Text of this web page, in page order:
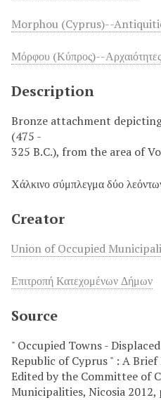
Morphou (Cyprus)--
Μόρφου (Κύπρος)--Αρχαιότητες
Description
Bronze attachment
(475 -
325 B.C.), from the area of
Χάλκινο σύμπλεγμα δύο
Creator
Union of Occupied
Επιτροπή Κατεχομένων Δήμων
Source
" Occupied Towns -
Republic of Cyprus " : A
Edited by the Committee of
Municipalities, Nicosia 2012,